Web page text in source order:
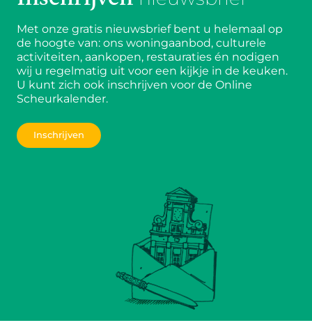
Met onze gratis nieuwsbrief bent u helemaal op
de hoogte van: ons woningaanbod, culturele
activiteiten, aankopen, restauraties én nodigen
wij u regelmatig uit voor een kijkje in de keuken.
U kunt zich ook inschrijven voor de Online
Scheurkalender.
Inschrijven